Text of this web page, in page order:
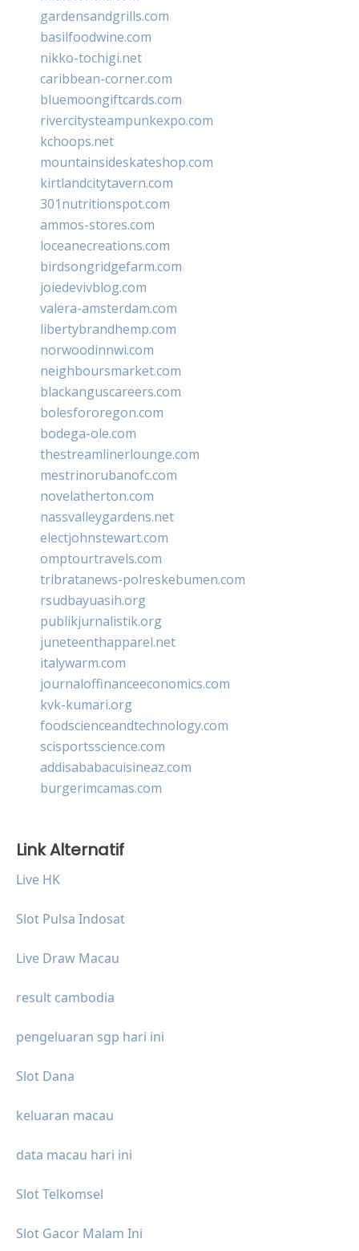
gardensandgrills.com
basilfoodwine.com
nikko-tochigi.net
caribbean-corner.com
bluemoongiftcards.com
rivercitysteampunkexpo.com
kchoops.net
mountainsideskateshop.com
kirtlandcitytavern.com
301nutritionspot.com
ammos-stores.com
loceanecreations.com
birdsongridgefarm.com
joiedevivblog.com
valera-amsterdam.com
libertybrandhemp.com
norwoodinnwi.com
neighboursmarket.com
blackanguscareers.com
bolesfororegon.com
bodega-ole.com
thestreamlinerlounge.com
mestrinorubanofc.com
novelatherton.com
nassvalleygardens.net
electjohnstewart.com
omptourtravels.com
tribratanews-polreskebumen.com
rsudbayuasih.org
publikjurnalistik.org
juneteenthapparel.net
italywarm.com
journaloffinanceeconomics.com
kvk-kumari.org
foodscienceandtechnology.com
scisportsscience.com
addisababacuisineaz.com
burgerimcamas.com
Link Alternatif
Live HK
Slot Pulsa Indosat
Live Draw Macau
result cambodia
pengeluaran sgp hari ini
Slot Dana
keluaran macau
data macau hari ini
Slot Telkomsel
Slot Gacor Malam Ini